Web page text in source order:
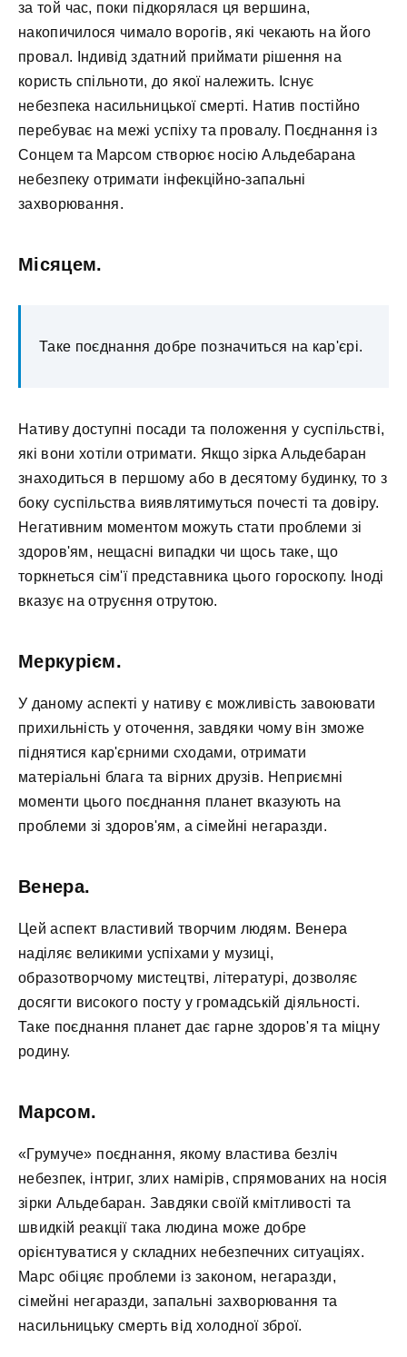
за той час, поки підкорялася ця вершина,
накопичилося чимало ворогів, які чекають на його
провал. Індивід здатний приймати рішення на
користь спільноти, до якої належить. Існує
небезпека насильницької смерті. Натив постійно
перебуває на межі успіху та провалу. Поєднання із
Сонцем та Марсом створює носію Альдебарана
небезпеку отримати інфекційно-запальні
захворювання.
Місяцем.
Таке поєднання добре позначиться на кар'єрі.
Нативу доступні посади та положення у суспільстві,
які вони хотіли отримати. Якщо зірка Альдебаран
знаходиться в першому або в десятому будинку, то з
боку суспільства виявлятимуться почесті та довіру.
Негативним моментом можуть стати проблеми зі
здоров'ям, нещасні випадки чи щось таке, що
торкнеться сім'ї представника цього гороскопу. Іноді
вказує на отруєння отрутою.
Меркурієм.
У даному аспекті у нативу є можливість завоювати
прихильність у оточення, завдяки чому він зможе
піднятися кар'єрними сходами, отримати
матеріальні блага та вірних друзів. Неприємні
моменти цього поєднання планет вказують на
проблеми зі здоров'ям, а сімейні негаразди.
Венера.
Цей аспект властивий творчим людям. Венера
наділяє великими успіхами у музиці,
образотворчому мистецтві, літературі, дозволяє
досягти високого посту у громадській діяльності.
Таке поєднання планет дає гарне здоров'я та міцну
родину.
Марсом.
«Грумуче» поєднання, якому властива безліч
небезпек, інтриг, злих намірів, спрямованих на носія
зірки Альдебаран. Завдяки своїй кмітливості та
швидкій реакції така людина може добре
орієнтуватися у складних небезпечних ситуаціях.
Марс обіцяє проблеми із законом, негаразди,
сімейні негаразди, запальні захворювання та
насильницьку смерть від холодної зброї.